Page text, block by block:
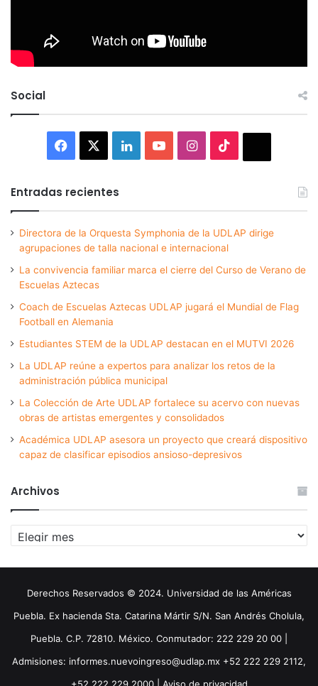
Social
Facebook LinkedInYouTubeInstagram
Entradas recientes
Directora de la Orquesta Symphonia de la UDLAP dirige
agrupaciones de talla nacional e internacional
La convivencia familiar marca el cierre del Curso de Verano de
Escuelas Aztecas
Coach de Escuelas Aztecas UDLAP jugará el Mundial de Flag
Football en Alemania
Estudiantes STEM de la UDLAP destacan en el MUTVI 2026
La UDLAP reúne a expertos para analizar los retos de la
administración pública municipal
La Colección de Arte UDLAP fortalece su acervo con nuevas
obras de artistas emergentes y consolidados
Académica UDLAP asesora un proyecto que creará dispositivo
capaz de clasificar episodios ansioso-depresivos
Archivos
Archivos
Derechos Reservados © 2024. Universidad de las Américas
Puebla. Ex hacienda Sta. Catarina Mártir S/N. San Andrés Cholula,
Puebla. C.P. 72810. México. Conmutador: 222 229 20 00 |
Admisiones: informes.nuevoingreso@udlap.mx +52 222 229 2112,